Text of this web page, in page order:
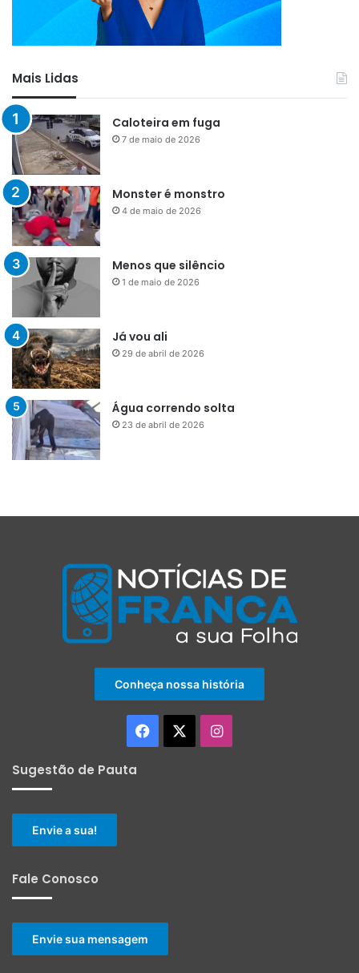
Mais Lidas
Caloteira em fuga
7 de maio de 2026
Monster é monstro
4 de maio de 2026
Menos que silêncio
1 de maio de 2026
Já vou ali
29 de abril de 2026
Água correndo solta
23 de abril de 2026
Conheça nossa história
Facebook Instagram
Sugestão de Pauta
Envie a sua!
Fale Conosco
Envie sua mensagem